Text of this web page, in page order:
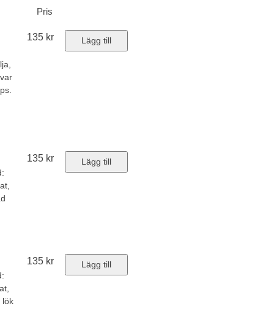
Pris
135 kr Lägg till
135 kr Lägg till
lök
135 kr Lägg till